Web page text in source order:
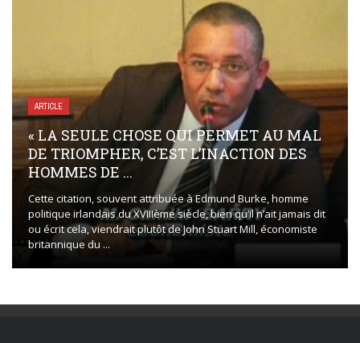
ARTICLE
LA GUINÉE ET LE POIDS DE SES
RÉPÉTITIONS : DE LA MÉMOIRE DE PETIT
IL y a des pays où l’histoire avance. Et d’autres où elle tourne
en rond jusqu’à user ceux qui la vivent. La Guinée appartient
tragiquement à cette seconde catégorie. La ...